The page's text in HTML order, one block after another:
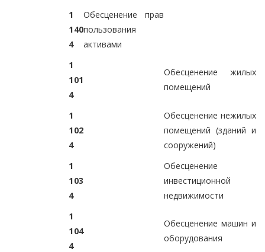
1
1
4
40
Обесценение прав
пользования
активами
1
1
4
01
Обесценение жилых
помещений
1
1
4
02
Обесценение нежилых
помещений (зданий и
сооружений)
1
1
4
03
Обесценение
инвестиционной
недвижимости
1
1
4
04
Обесценение машин и
оборудования